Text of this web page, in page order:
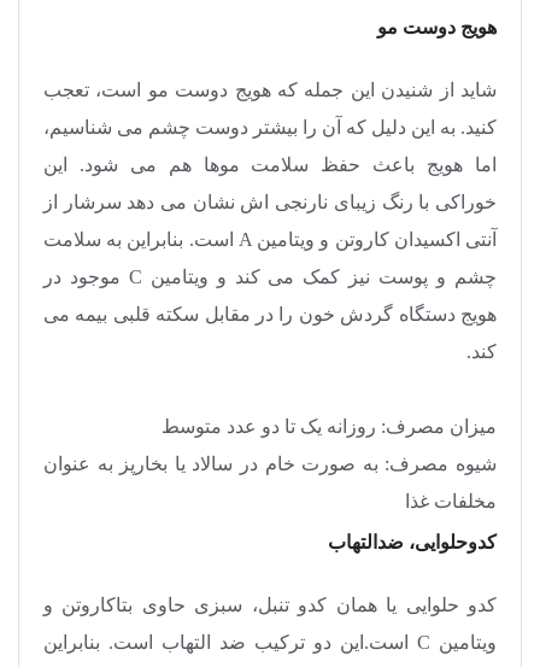
هویج دوست مو
شاید از شنیدن این جمله که هویج دوست مو است، تعجب
کنید. به این دلیل که آن را بیشتر دوست چشم می شناسیم،
اما هویج باعث حفظ سلامت موها هم می شود. این
خوراکی با رنگ زیبای نارنجی اش نشان می دهد سرشار از
آنتی اکسیدان کاروتن و ویتامین A است. بنابراین به سلامت
چشم و پوست نیز کمک می کند و ویتامین C موجود در
هویج دستگاه گردش خون را در مقابل سکته قلبی بیمه می
کند.
میزان مصرف: روزانه یک تا دو عدد متوسط
شیوه مصرف: به صورت خام در سالاد یا بخارپز به عنوان
مخلفات غذا
کدوحلوایی، ضدالتهاب
کدو حلوایی یا همان کدو تنبل، سبزی حاوی بتاکاروتن و
ویتامین C
است.این دو ترکیب ضد التهاب است. بنابراین